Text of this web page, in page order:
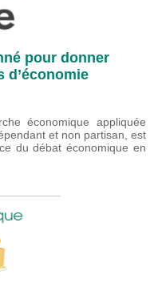
pour donner
d’économie
économique appliquée
et non partisan, est
du débat économique en